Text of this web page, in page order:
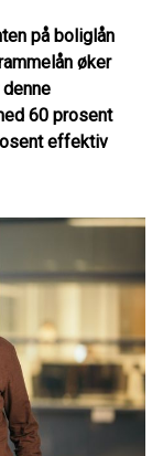
på boliglån
øker
60 prosent
effektiv